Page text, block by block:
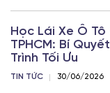
Học Lái Xe Ô
TPHCM: Bí
Trình Tối Ưu
TIN TỨC 30/06/2026